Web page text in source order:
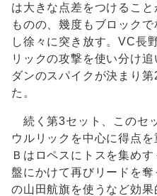
は大きな点差をつけるこ
ものの、幾度もブロック
し徐々に突き放す。VC長
リックの攻撃を使い分け
ダンのスパイクが決まり
た。
続く第3セット、このセ
ウルリックを中心に得点
Ｂはロペスにトスを集め
盤にかけて再びリードを
の山田航旗を使うなど効